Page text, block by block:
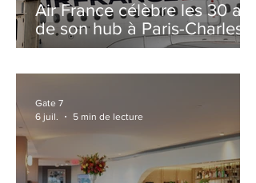
Air France célèbre les 30 ans
de son hub à Paris-Charles
de Gaulle
Gate 7
6 juil.
5 min de lecture